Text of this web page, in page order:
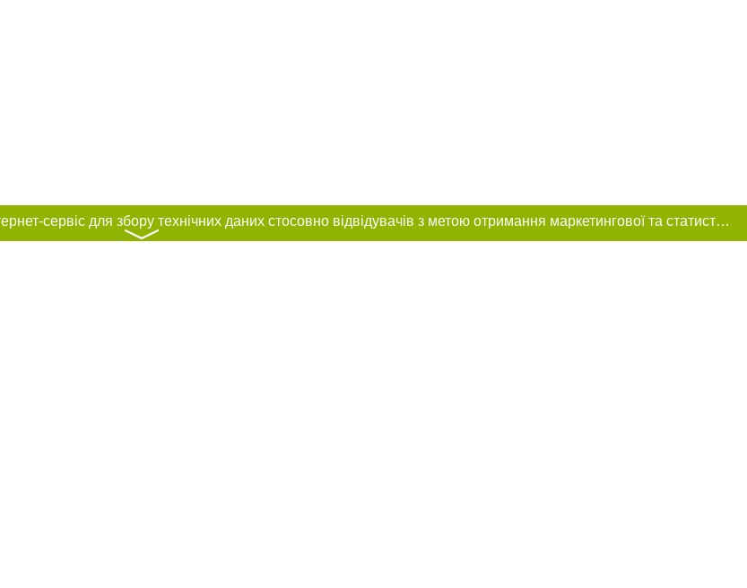
Цей сайт використовує «cookies». Також веб-сайт використовує інтернет-сервіс для збору технічних даних стосовно відвідувачів з метою отримання маркетингової та статистичної інформації. Умови обробки даних відвідувачів сайту див.
〉